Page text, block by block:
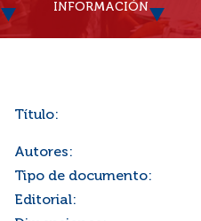
INFORMACIÓN
Título:
Autores:
Tipo de documento:
Editorial: